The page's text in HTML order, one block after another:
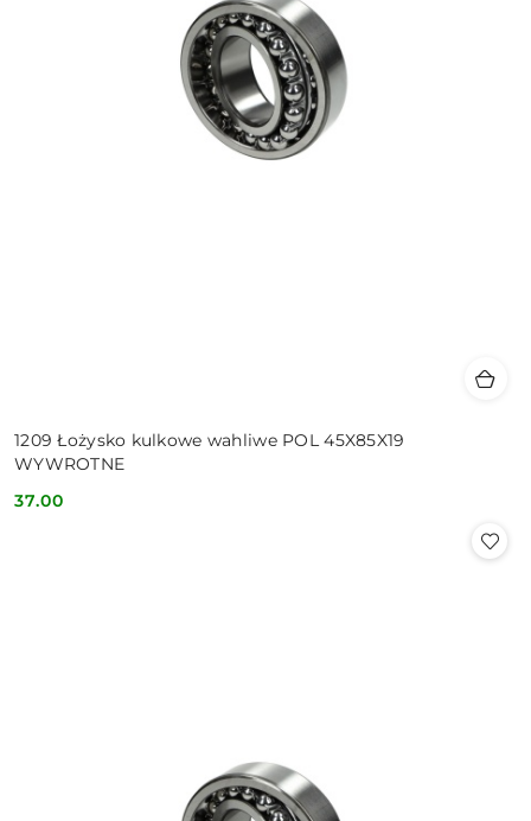
1209 Łożysko kulkowe wahliwe POL 45X85X19
WYWROTNE
Cena:
37.00